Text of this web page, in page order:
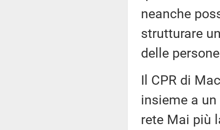
neanche
strutturare
delle
Il CPR di
insieme a
rete Mai più